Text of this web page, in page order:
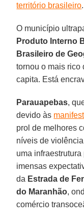
território brasileiro.
O município
Produto Interno
Brasileiro de
tornou o mais rico
capita. Está
Parauapebas,
devido às
prol de melhores
níveis de
uma
imensas
da Estrada de
do Maranhão,
comércio